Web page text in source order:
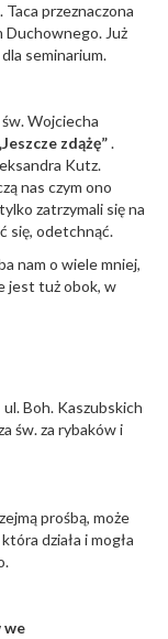
przeznaczona
Duchownego. Już
seminarium.
Wojciecha
zdążę”.
Kutz.
nas czym ono
zatrzymali się na
się, odetchnąć.
nam o wiele mniej,
jest tuż obok, w
Boh. Kaszubskich
św. za rybaków i
prośbą, może
działa i mogła
we